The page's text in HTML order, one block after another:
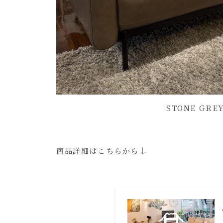
STONE
商品詳細はこちらから↓